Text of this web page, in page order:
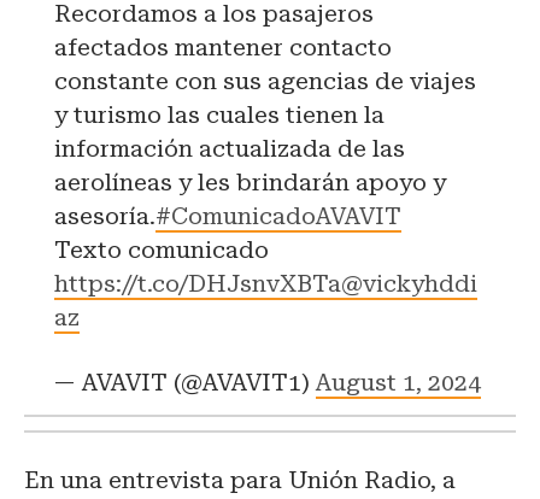
Recordamos a los pasajeros
afectados mantener contacto
constante con sus agencias de viajes
y turismo las cuales tienen la
información actualizada de las
aerolíneas y les brindarán apoyo y
asesoría.#ComunicadoAVAVIT
Texto comunicado
https://t.co/DHJsnvXBTa@vickyhddi
az
— AVAVIT (@AVAVIT1)August 1, 2024
En una entrevista para Unión Radio, a